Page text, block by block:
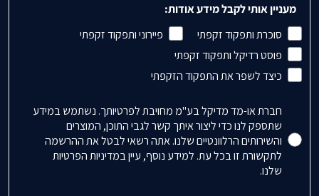
מעניין אותי לקבל מידע אודות:
סוכרת ותפקוד זקפתי
פיירוני ותפקוד זקפתי
פוסט רדיקל ותפקוד זקפתי
כיצד לשפר את התפקוד הזקפתי
Accepts Marketing
חברת או-מד מדיקל בע"מ מחויבת לפרטיותך. נשתמש במידע
שתספק לנו כדי ליצור איתך קשר לגבי התוכן, המוצרים
והשירותים הרלוונטיים שלנו. אתה רשאי לבטל את ההרשמה
לתקשורת זו בכל עת. למידע נוסף, עיין במדיניות הפרטיות
שלנו.